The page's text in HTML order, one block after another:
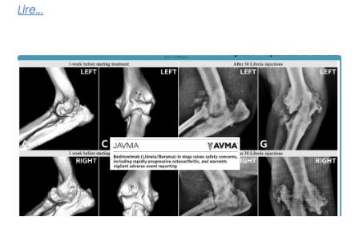
Lire...